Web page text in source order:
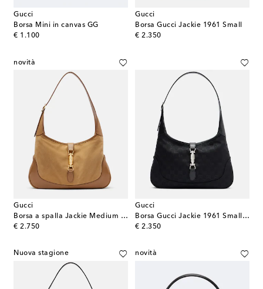
Gucci
Borsa Mini in canvas GG
€ 1.100
original price
Gucci
Borsa Gucci Jackie 1961 Small
€ 2.350
original price
novità
Gucci
Borsa a spalla Jackie Medium in suede
€ 2.750
original price
Gucci
Borsa Gucci Jackie 1961 Small in canvas
€ 2.350
original price
Nuova stagione novità